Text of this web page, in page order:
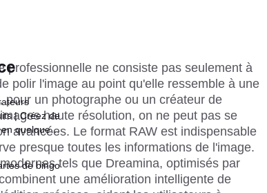
professionnelle ne consiste pas seulement à
polir l'image au point qu'elle ressemble à une
un photographe ou un créateur de
haute résolution, on ne peut pas se
avancées. Le format RAW est indispensable
presque toutes les informations de l'image.
tels que Dreamina, optimisés par
une amélioration intelligente de
| Créez de
quelques
de bingo